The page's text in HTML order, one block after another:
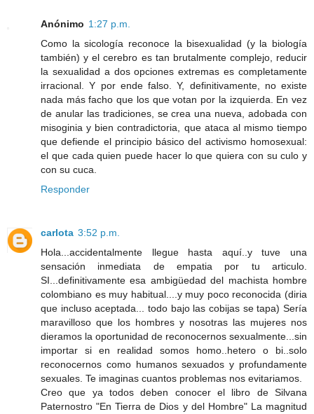
Anónimo 1:27 p.m.
Como la sicología reconoce la bisexualidad (y la biología
también) y el cerebro es tan brutalmente complejo, reducir
la sexualidad a dos opciones extremas es completamente
irracional. Y por ende falso. Y, definitivamente, no existe
nada más facho que los que votan por la izquierda. En vez
de anular las tradiciones, se crea una nueva, adobada con
misoginia y bien contradictoria, que ataca al mismo tiempo
que defiende el principio básico del activismo homosexual:
el que cada quien puede hacer lo que quiera con su culo y
con su cuca.
Responder
carlota 3:52 p.m.
Hola...accidentalmente llegue hasta aquí..y tuve una
sensación inmediata de empatia por tu articulo.
SI...definitivamente esa ambigüedad del machista hombre
colombiano es muy habitual....y muy poco reconocida (diria
que incluso aceptada... todo bajo las cobijas se tapa) Sería
maravilloso que los hombres y nosotras las mujeres nos
dieramos la oportunidad de reconocernos sexualmente...sin
importar si en realidad somos homo..hetero o bi..solo
reconocernos como humanos sexuados y profundamente
sexuales. Te imaginas cuantos problemas nos evitariamos.
Creo que ya todos deben conocer el libro de Silvana
Paternostro "En Tierra de Dios y del Hombre" La magnitud